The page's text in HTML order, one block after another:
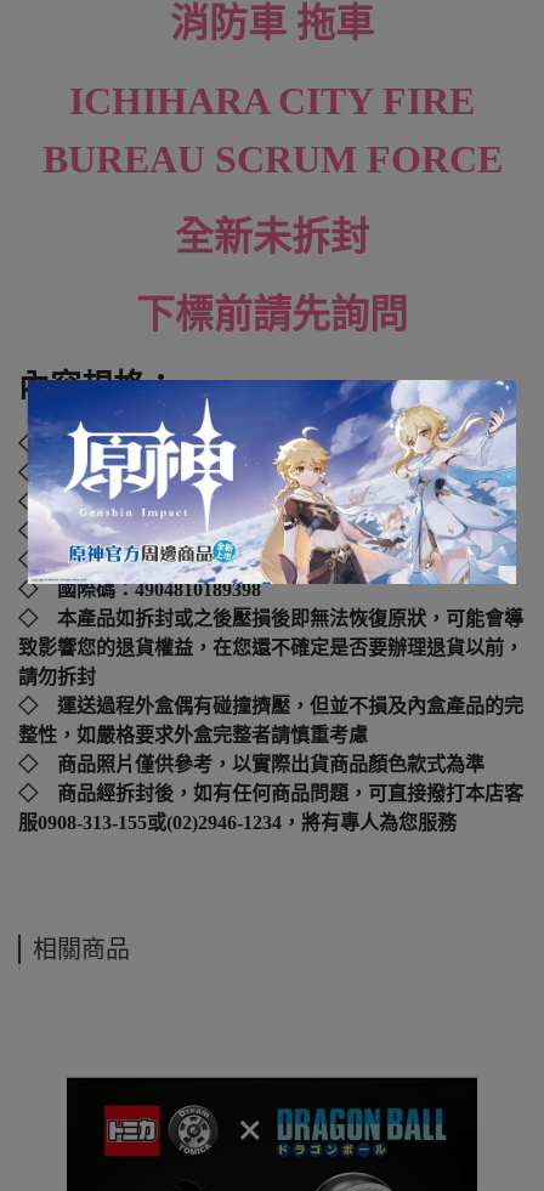
消防車 拖車
ICHIHARA CITY FIRE
BUREAU SCRUM FORCE
全新未拆封
下標前請先詢問
內容規格：
◇ 品牌：TAKARA TOMY
◇ 材質：塑膠、聚苯乙烯、聚乙烯、聚丙烯
◇ 外盒尺寸：
15.5 x 4 x 3 cm
◇ 年齡：12歲以上
◇ 產地：中國大陸
◇ 國際碼：4904810189398
◇ 本產品如拆封或之後壓損後即無法恢復原狀，可能會導
致影響您的退貨權益，在您還不確定是否要辦理退貨以前，
請勿拆封
◇ 運送過程外盒偶有碰撞擠壓，但並不損及內盒產品的完
整性，如嚴格要求外盒完整者請慎重考慮
◇ 商品照片僅供參考，以實際出貨商品顏色款式為準
◇ 商品經拆封後，如有任何商品問題，可直接撥打本店客
服0908-313-155或(02)2946-1234，將有專人為您服務
相關商品